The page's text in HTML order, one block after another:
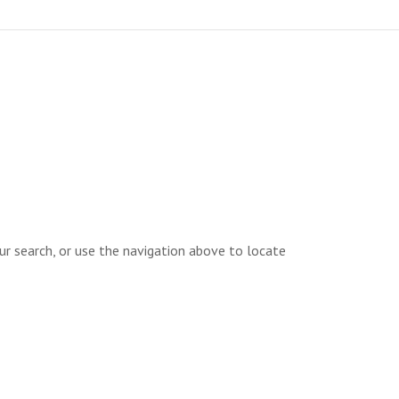
search, or use the navigation above to locate